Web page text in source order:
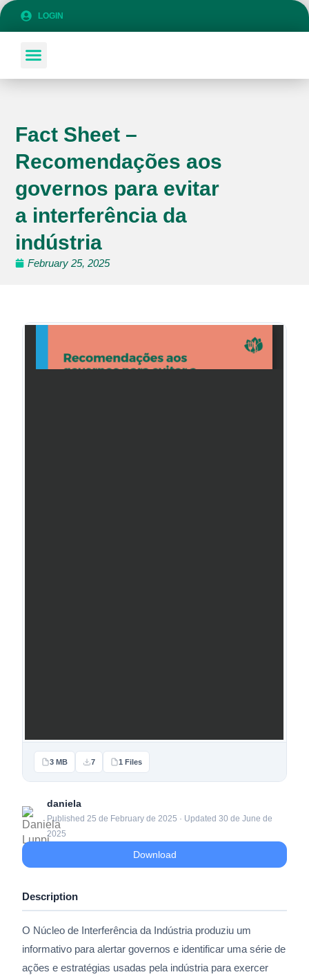
LOGIN
Fact Sheet –
Recomendações aos
governos para evitar
a interferência da
indústria
February 25, 2025
3 MB 7 1 Files
daniela
Published 25 de February de 2025 · Updated 30 de June de
2025
Download
Description
O Núcleo de Interferência da Indústria produziu um
informativo para alertar governos e identificar uma série de
ações e estratégias usadas pela indústria para exercer